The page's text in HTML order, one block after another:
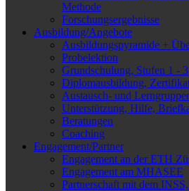
Methode
Forschungsergebnisse
Ausbildung/Angebote
Ausbildungspyramide +
Probelektion
Grundschulung, Stufen 1 - 3
Diplomausbildung,
Austausch- und
Unterstützung, Hilfe,
Beratungen
Coaching
Engagement/Partner
Engagement an der ETH
Engagement am MHASEE
Partnerschaft mit dem